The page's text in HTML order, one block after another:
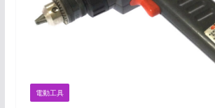
電動工具